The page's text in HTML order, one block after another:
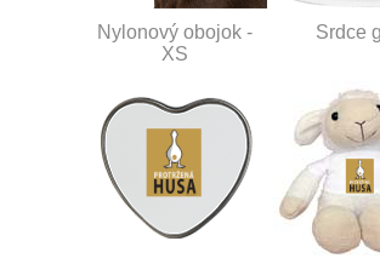
Nylonový obojok -
XS
Srdce